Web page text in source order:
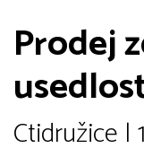
Prodej
Ctidružice |